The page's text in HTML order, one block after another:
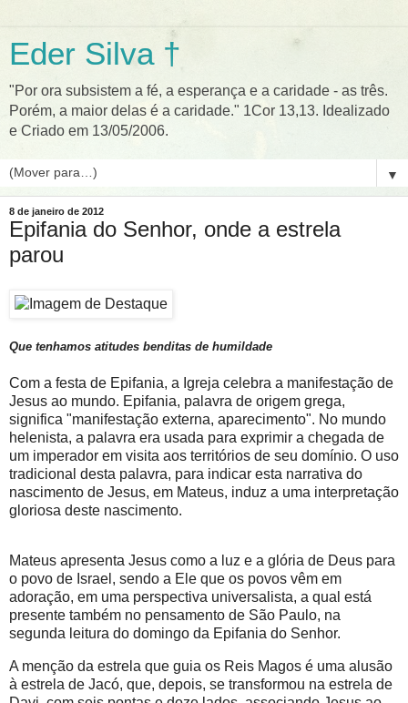
Eder Silva †
"Por ora subsistem a fé, a esperança e a caridade - as três.
Porém, a maior delas é a caridade." 1Cor 13,13. Idealizado
e Criado em 13/05/2006.
▼
8 de janeiro de 2012
Epifania do Senhor, onde a estrela
parou
Que tenhamos atitudes benditas de humildade
Com a festa de Epifania, a Igreja celebra a manifestação de
Jesus ao mundo. Epifania, palavra de origem grega,
significa "manifestação externa, aparecimento". No mundo
helenista, a palavra era usada para exprimir a chegada de
um imperador em visita aos territórios de seu domínio. O uso
tradicional desta palavra, para indicar esta narrativa do
nascimento de Jesus, em Mateus, induz a uma interpretação
gloriosa deste nascimento.
Mateus apresenta Jesus como a luz e a glória de Deus para
o povo de Israel, sendo a Ele que os povos vêm em
adoração, em uma perspectiva universalista, a qual está
presente também no pensamento de São Paulo, na
segunda leitura do domingo da Epifania do Senhor.
A menção da estrela que guia os Reis Magos é uma alusão
à estrela de Jacó, que, depois, se transformou na estrela de